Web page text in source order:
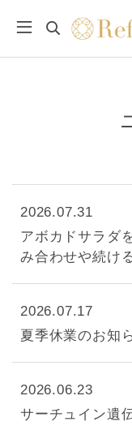
2026.07.31
アボカドサラダ
み合わせや続け
2026.07.17
夏季休業のお知
2026.06.23
サーチュイン遺